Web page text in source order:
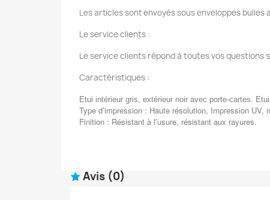
Les articles sont envoyés sous enveloppes
Le service clients :
Le service clients répond à toutes vos questions
Caractéristiques :
Etui intérieur gris, extérieur noir avec porte-cartes.
Type d’impression : Haute résolution, Impression UV,
Finition : Résistant à l’usure, résistant aux rayures.
Avis (0)